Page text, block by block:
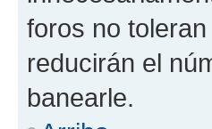
foros no
reducirán el
banearle.